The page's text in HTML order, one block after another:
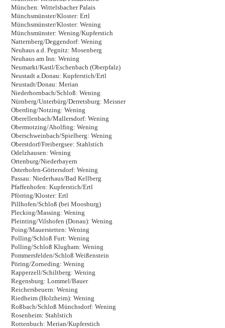
München: Wittelsbacher Palais
Münchsmünster/Kloster: Ertl
Münchsmünster/Kloster: Wening
Münchsmünster: Wening/Kupferstich
Natternberg/Deggendorf: Wening
Neuhaus a.d. Pegnitz: Mosenberg
Neuhaus am Inn: Wening
Neumarkt/Kastl/Eschenbach (Oberpfalz)
Neustadt a.Donau: Kupferstich/Ertl
Neustadt/Donau: Merian
Niederhornbach/Schloß: Wening
Nürnberg/Unterbürg/Derretsburg: Meisner
Oberding/Notzing: Wening
Oberellenbach/Mallersdorf: Wening
Obermotzing/Aholfing: Wening
Oberschweinbach/Spielberg: Wening
Oberstdorf/Freibergsee: Stahlstich
Odelzhausen: Wening
Ortenburg/Niederbayern
Osterhofen-Göttersdorf: Wening
Passau: Niederhaus/Bad Kellberg
Pfaffenhofen: Kupferstich/Ertl
Pförring/Kloster: Ertl
Pillhofen/Schloß (bei Moosburg)
Plecking/Massing: Wening
Pleinting/Vilshofen (Donau): Wening
Poing/Mauerstetten: Wening
Polling/Schloß Furt: Wening
Polling/Schloß Klugham: Wening
Pommersfelden/Schloß Weißenstein
Pöring/Zorneding: Wening
Rapperzell/Schiltberg: Wening
Regensburg: Lommel/Bauer
Reichersbeuern: Wening
Riedheim (Holzheim): Wening
Roßbach/Schloß Münchsdorf: Wening
Rosenheim: Stahlstich
Rottenbuch: Merian/Kupferstich